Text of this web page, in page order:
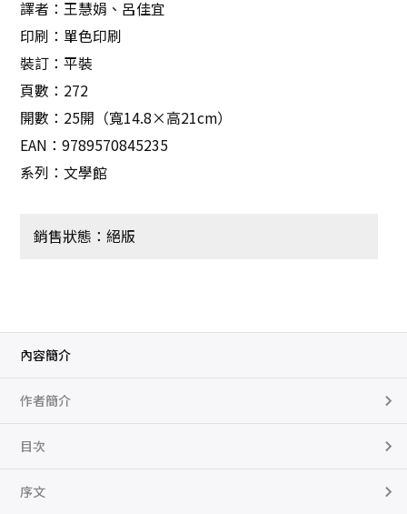
譯者：王慧娟、呂佳宜
印刷：單色印刷
裝訂：平裝
頁數：272
開數：25開（寬14.8×高21cm）
EAN：9789570845235
系列：文學館
銷售狀態：絕版
內容簡介
作者簡介
目次
序文